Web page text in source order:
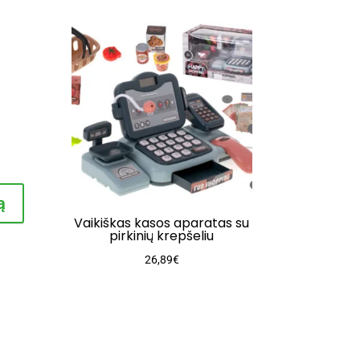
Vaikiškas kasos aparatas su
pirkinių krepšeliu
26,89€